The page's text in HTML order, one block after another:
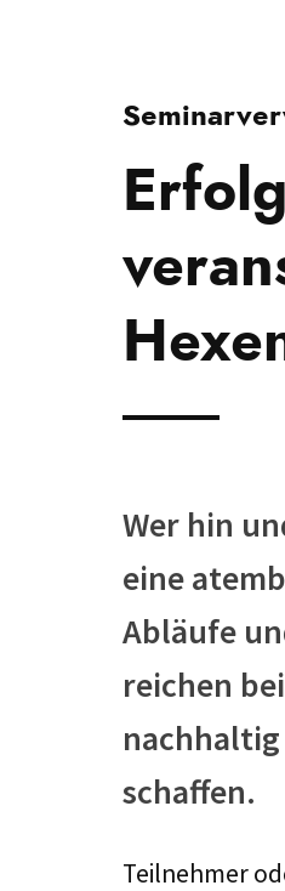
Wer hin
eine
Abläufe
reichen
schaffen.
Teilnehmer